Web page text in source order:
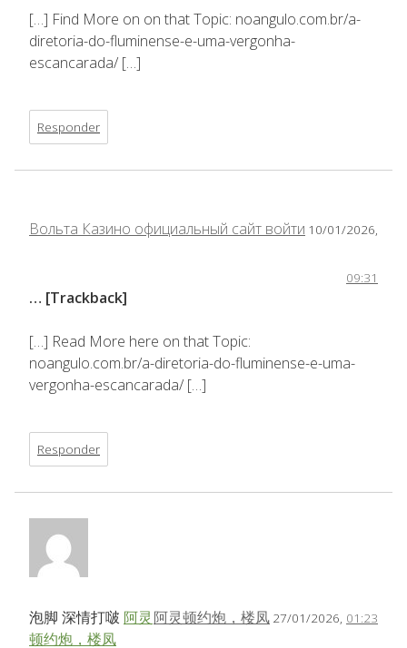
[…] Find More on on that Topic: noangulo.com.br/a-
diretoria-do-fluminense-e-uma-vergonha-
escancarada/ […]
Responder
Вольта Казино официальный сайт войти 10/01/2026,
09:31
… [Trackback]
[…] Read More here on that Topic:
noangulo.com.br/a-diretoria-do-fluminense-e-uma-
vergonha-escancarada/ […]
Responder
阿灵顿约炮，楼凤 27/01/2026, 01:23
泡脚 深情打啵 阿灵
顿约炮，楼凤